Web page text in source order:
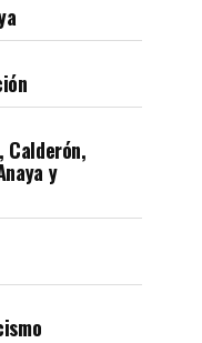
Calderón,
y